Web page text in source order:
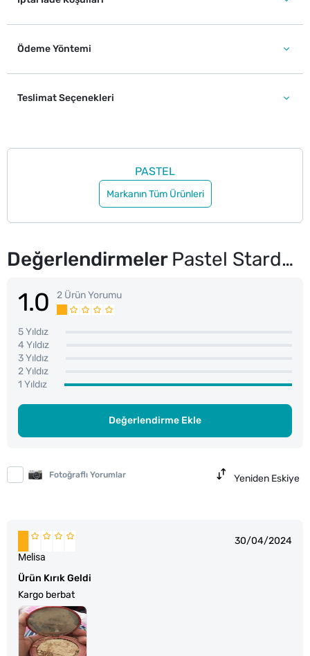
Ödeme Yöntemi
Teslimat Seçenekleri
PASTEL
Markanın Tüm Ürünleri
Değerlendirmeler Pastel Stardust Highlighter Aydınlatıcı 322 Spica
1.0 2 Ürün Yorumu
5 Yıldız
4 Yıldız
3 Yıldız
2 Yıldız
1 Yıldız
Değerlendirme Ekle
Fotoğraflı Yorumlar Yeniden Eskiye
30/04/2024
Ürün Kırık Geldi
Kargo berbat
Melisa